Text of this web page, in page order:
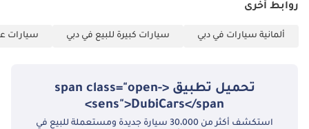
روابط أخرى
ألمانية سيارات في دبي سيارات كبيرة للبيع في دبي سيارات
تحميل تطبيق <span class="open-
sens">DubiCars</span>
استكشف أكثر من 30،000 سيارة جديدة ومستعملة للبيع في